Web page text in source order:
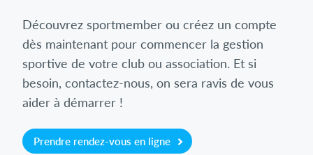
Découvrez sportmember ou créez un compte
dès maintenant pour commencer la gestion
sportive de votre club ou association. Et si
besoin, contactez-nous, on sera ravis de vous
aider à démarrer !
Prendre rendez-vous en ligne